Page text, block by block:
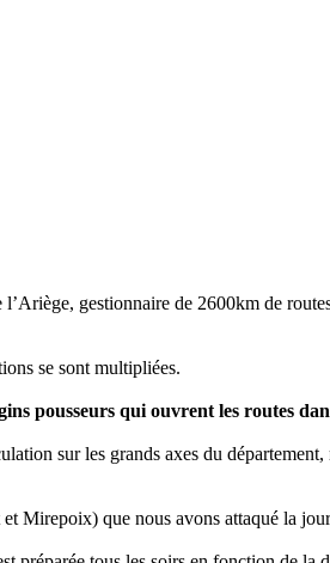
gestionnaire de 2600km de
se sont multipliées.
pousseurs qui ouvrent les routes
sur les grands axes du
Mirepoix) que nous avons attaqué la